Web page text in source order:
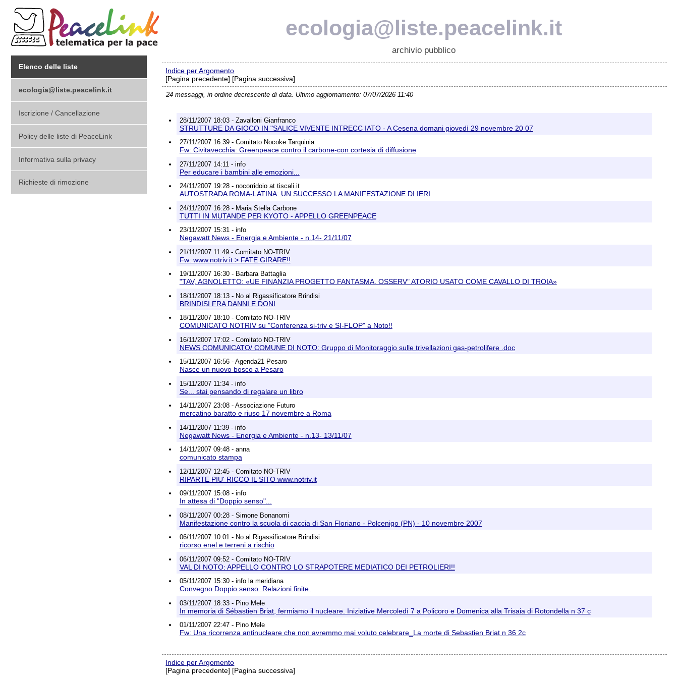
ecologia@liste.peacelink.it
archivio pubblico
Elenco delle liste
ecologia@liste.peacelink.it
Iscrizione / Cancellazione
Policy delle liste di PeaceLink
Informativa sulla privacy
Richieste di rimozione
Indice per Argomento
[Pagina precedente] [Pagina successiva]
24 messaggi, in ordine decrescente di data. Ultimo aggiornamento: 07/07/2026 11:40
28/11/2007 18:03 - Zavalloni Gianfranco
STRUTTURE DA GIOCO IN "SALICE VIVENTE INTRECC IATO - A Cesena domani giovedì 29 novembre 20 07
27/11/2007 16:39 - Comitato Nocoke Tarquinia
Fw: Civitavecchia: Greenpeace contro il carbone-con cortesia di diffusione
27/11/2007 14:11 - info
Per educare i bambini alle emozioni...
24/11/2007 19:28 - nocorridoio at tiscali.it
AUTOSTRADA ROMA-LATINA: UN SUCCESSO LA MANIFESTAZIONE DI IERI
24/11/2007 16:28 - Maria Stella Carbone
TUTTI IN MUTANDE PER KYOTO - APPELLO GREENPEACE
23/11/2007 15:31 - info
Negawatt News - Energia e Ambiente - n.14- 21/11/07
21/11/2007 11:49 - Comitato NO-TRIV
Fw: www.notriv.it > FATE GIRARE!!
19/11/2007 16:30 - Barbara Battaglia
"TAV, AGNOLETTO: «UE FINANZIA PROGETTO FANTASMA. OSSERV" ATORIO USATO COME CAVALLO DI TROIA»
18/11/2007 18:13 - No al Rigassificatore Brindisi
BRINDISI FRA DANNI E DONI
18/11/2007 18:10 - Comitato NO-TRIV
COMUNICATO NOTRIV su "Conferenza si-triv e SI-FLOP" a Noto!!
16/11/2007 17:02 - Comitato NO-TRIV
NEWS COMUNICATO/ COMUNE DI NOTO: Gruppo di Monitoraggio sulle trivellazioni gas-petrolifere .doc
15/11/2007 16:56 - Agenda21 Pesaro
Nasce un nuovo bosco a Pesaro
15/11/2007 11:34 - info
Se... stai pensando di regalare un libro
14/11/2007 23:08 - Associazione Futuro
mercatino baratto e riuso 17 novembre a Roma
14/11/2007 11:39 - info
Negawatt News - Energia e Ambiente - n.13- 13/11/07
14/11/2007 09:48 - anna
comunicato stampa
12/11/2007 12:45 - Comitato NO-TRIV
RIPARTE PIU' RICCO IL SITO www.notriv.it
09/11/2007 15:08 - info
In attesa di "Doppio senso"...
08/11/2007 00:28 - Simone Bonanomi
Manifestazione contro la scuola di caccia di San Floriano - Polcenigo (PN) - 10 novembre 2007
06/11/2007 10:01 - No al Rigassificatore Brindisi
ricorso enel e terreni a rischio
06/11/2007 09:52 - Comitato NO-TRIV
VAL DI NOTO: APPELLO CONTRO LO STRAPOTERE MEDIATICO DEI PETROLIERI!!
05/11/2007 15:30 - info la meridiana
Convegno Doppio senso. Relazioni finite.
03/11/2007 18:33 - Pino Mele
In memoria di Sébastien Briat, fermiamo il nucleare. Iniziative Mercoledì 7 a Policoro e Domenica alla Trisaia di Rotondella n 37 c
01/11/2007 22:47 - Pino Mele
Fw: Una ricorrenza antinucleare che non avremmo mai voluto celebrare_La morte di Sebastien Briat n 36 2c
Indice per Argomento
[Pagina precedente] [Pagina successiva]